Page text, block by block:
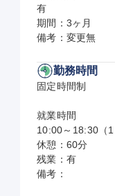
有
期間：3ヶ月
備考：変更無
勤務時間
固定時間制
就業時間
10:00～18:30（1
休憩：60分
残業：有
備考：